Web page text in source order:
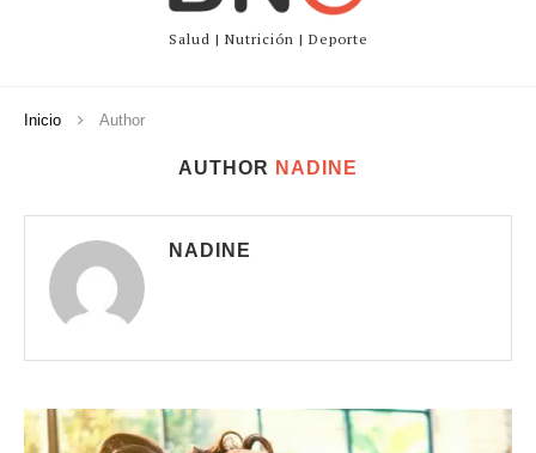
Salud | Nutrición | Deporte
Inicio Author
AUTHOR NADINE
NADINE